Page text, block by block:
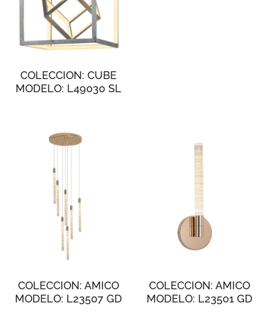
COLECCION: CUBE
MODELO: L49030 SL
COLECCION: AMICO
MODELO: L23507 GD
COLECCION: AMICO
MODELO: L23501 GD